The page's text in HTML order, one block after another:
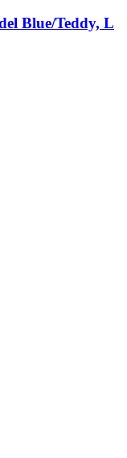
Blue/Teddy, L